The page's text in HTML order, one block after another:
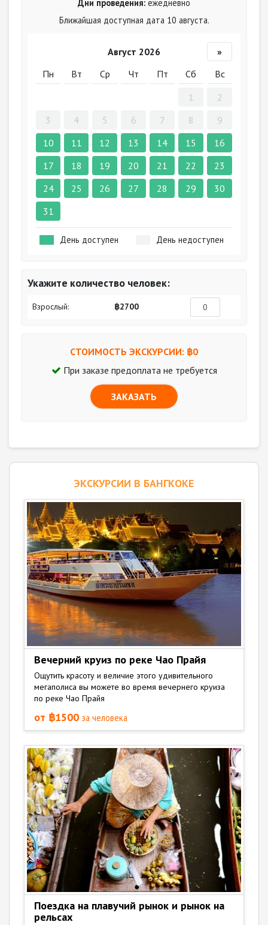
Дни проведения: ежедневно
Ближайшая доступная дата 10 августа.
Август 2026
»
Пн
Вт Ср Чт Пт Сб
Вс
1
2
3
4 5 6 7 8
9
10
11 12 13 14 15
16
17
18 19 20 21 22
23
24
25 26 27 28 29
30
31
День доступен День недоступен
Укажите количество человек:
Взрослый: ฿2700
СТОИМОСТЬ ЭКСКУРСИИ: ฿0
При заказе предоплата не требуется
ЗАКАЗАТЬ
ЭКСКУРСИИ В БАНГКОКЕ
Вечерний круиз по реке Чао Прайя
Ощутить красоту и величие этого удивительного
мегаполиса вы можете во время вечернего круиза
по реке Чао Прайя
от ฿1500 за человека
Поездка на плавучий рынок и рынок на
рельсах